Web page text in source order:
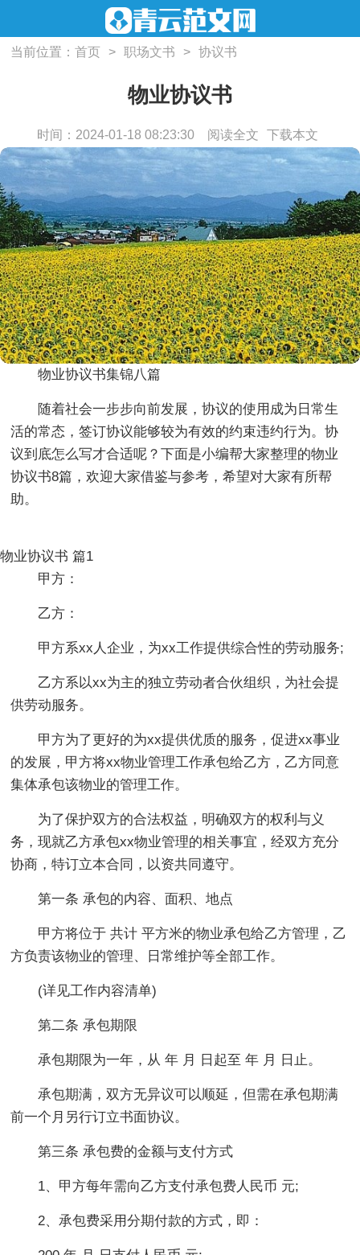
当前位置：首页 > 职场文书 > 协议书
物业协议书
时间：2024-01-18 08:23:30 阅读全文 下载本文
物业协议书集锦八篇
随着社会一步步向前发展，协议的使用成为日常生
活的常态，签订协议能够较为有效的约束违约行为。协
议到底怎么写才合适呢？下面是小编帮大家整理的物业
协议书8篇，欢迎大家借鉴与参考，希望对大家有所帮
助。
物业协议书 篇1
甲方：
乙方：
甲方系xx人企业，为xx工作提供综合性的劳动服务;
乙方系以xx为主的独立劳动者合伙组织，为社会提
供劳动服务。
甲方为了更好的为xx提供优质的服务，促进xx事业
的发展，甲方将xx物业管理工作承包给乙方，乙方同意
集体承包该物业的管理工作。
为了保护双方的合法权益，明确双方的权利与义
务，现就乙方承包xx物业管理的相关事宜，经双方充分
协商，特订立本合同，以资共同遵守。
第一条 承包的内容、面积、地点
甲方将位于 共计 平方米的物业承包给乙方管理，乙
方负责该物业的管理、日常维护等全部工作。
(详见工作内容清单)
第二条 承包期限
承包期限为一年，从 年 月 日起至 年 月 日止。
承包期满，双方无异议可以顺延，但需在承包期满
前一个月另行订立书面协议。
第三条 承包费的金额与支付方式
1、甲方每年需向乙方支付承包费人民币 元;
2、承包费采用分期付款的方式，即：